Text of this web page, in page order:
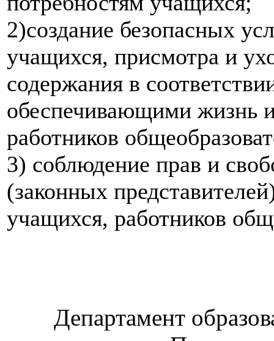
2)создание безопасных
учащихся, присмотра и
содержания в
обеспечивающими жизнь
работников
3) соблюдение прав и
(законных
учащихся, работников
Департамент